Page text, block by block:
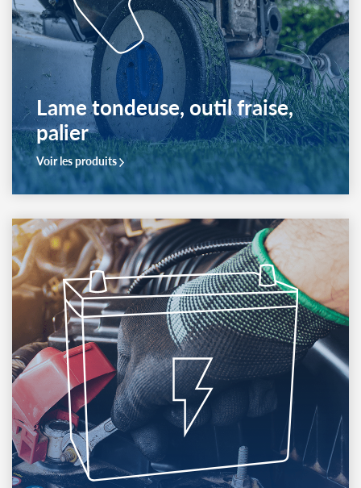
Lame tondeuse, outil fraise,
palier
Voir les produits